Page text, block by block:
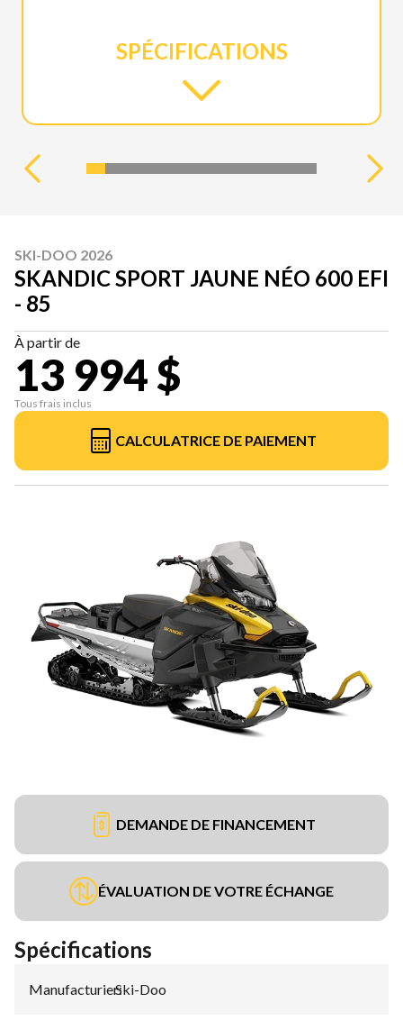
SPÉCIFICATIONS
SKI-DOO 2026
SKANDIC SPORT JAUNE NÉO 600 EFI
- 85
À partir de
13 994 $
Tous frais inclus
CALCULATRICE DE PAIEMENT
DEMANDE DE FINANCEMENT
ÉVALUATION DE VOTRE ÉCHANGE
Spécifications
Manufacturier:
Ski-Doo